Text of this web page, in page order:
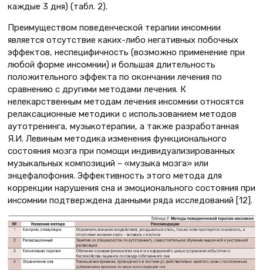
каждые 3 дня) (табл. 2).
Преимуществом поведенческой терапии инсомнии
является отсутствие каких-либо негативных побочных
эффектов, неспецифичность (возможно применение при
любой форме инсомнии) и большая длительность
положительного эффекта по окончании лечения по
сравнению с другими методами лечения. К
нелекарственным методам лечения инсомнии относятся
релаксационные методики с использованием методов
аутотренинга, музыкотерапии, а также разработанная
Я.И. Левиным методика изменения функционального
состояния мозга при помощи индивидуализированных
музыкальных композиций – «музыка мозга» или
энцефалофония. Эффективность этого метода для
коррекции нарушения сна и эмоционального состояния при
инсомнии подтверждена данными ряда исследований [12].